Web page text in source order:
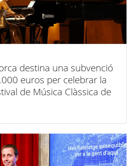
destina una subvenció
euros per celebrar la
de Música Clàssica de